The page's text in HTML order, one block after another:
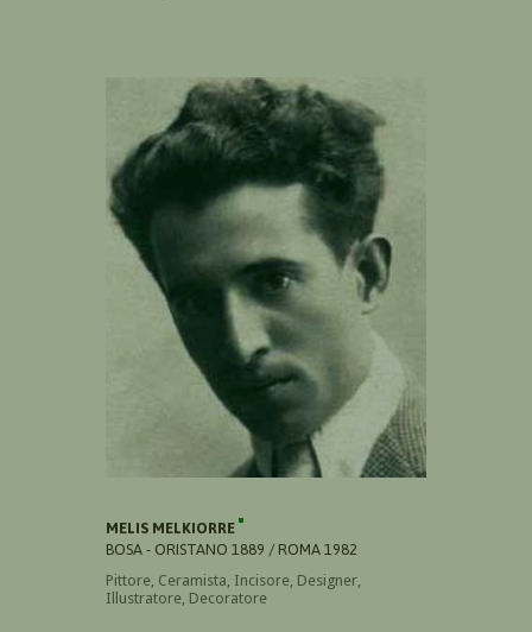
MELIS MELKIORRE
BOSA - ORISTANO 1889 / ROMA 1982
Pittore, Ceramista, Incisore, Designer,
Illustratore, Decoratore